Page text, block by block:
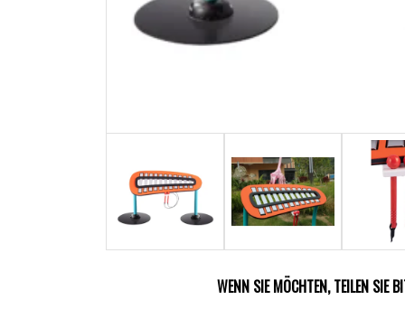
WENN SIE MÖCHTEN, TEILEN SIE